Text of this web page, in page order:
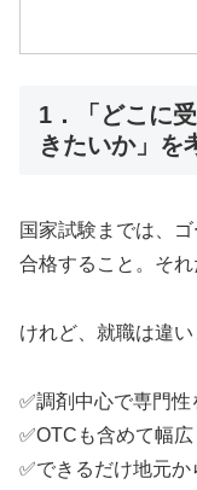
1．「どこに
きたいか」を
国家試験までは、ゴ
合格すること。それ
けれど、就職は違い
✅調剤中心で専門性
✅OTCも含めて幅広
✅できるだけ地元か